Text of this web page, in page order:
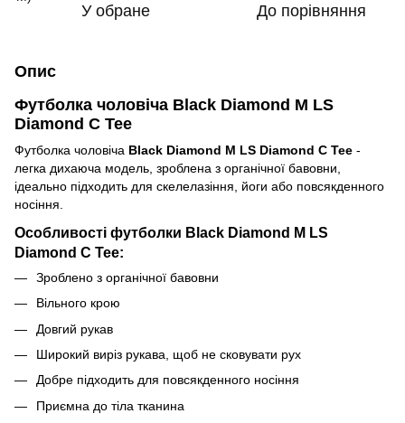
У обране До порівняння
Опис
Футболка чоловіча Black Diamond M LS
Diamond C Tee
Футболка чоловіча Black Diamond M LS Diamond C Tee -
легка дихаюча модель, зроблена з органічної бавовни,
ідеально підходить для скелелазіння, йоги або повсякденного
носіння.
Особливості футболки Black Diamond M LS
Diamond C Tee:
Зроблено з органічної бавовни
Вільного крою
Довгий рукав
Широкий виріз рукава, щоб не сковувати рух
Добре підходить для повсякденного носіння
Приємна до тіла тканина